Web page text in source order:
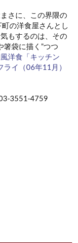
さに、この界隈の
の洋食屋さんとし
もするのは、その
箸袋に描く”つつ
洋食「キッチン
イ（06年11月）
3551-4759